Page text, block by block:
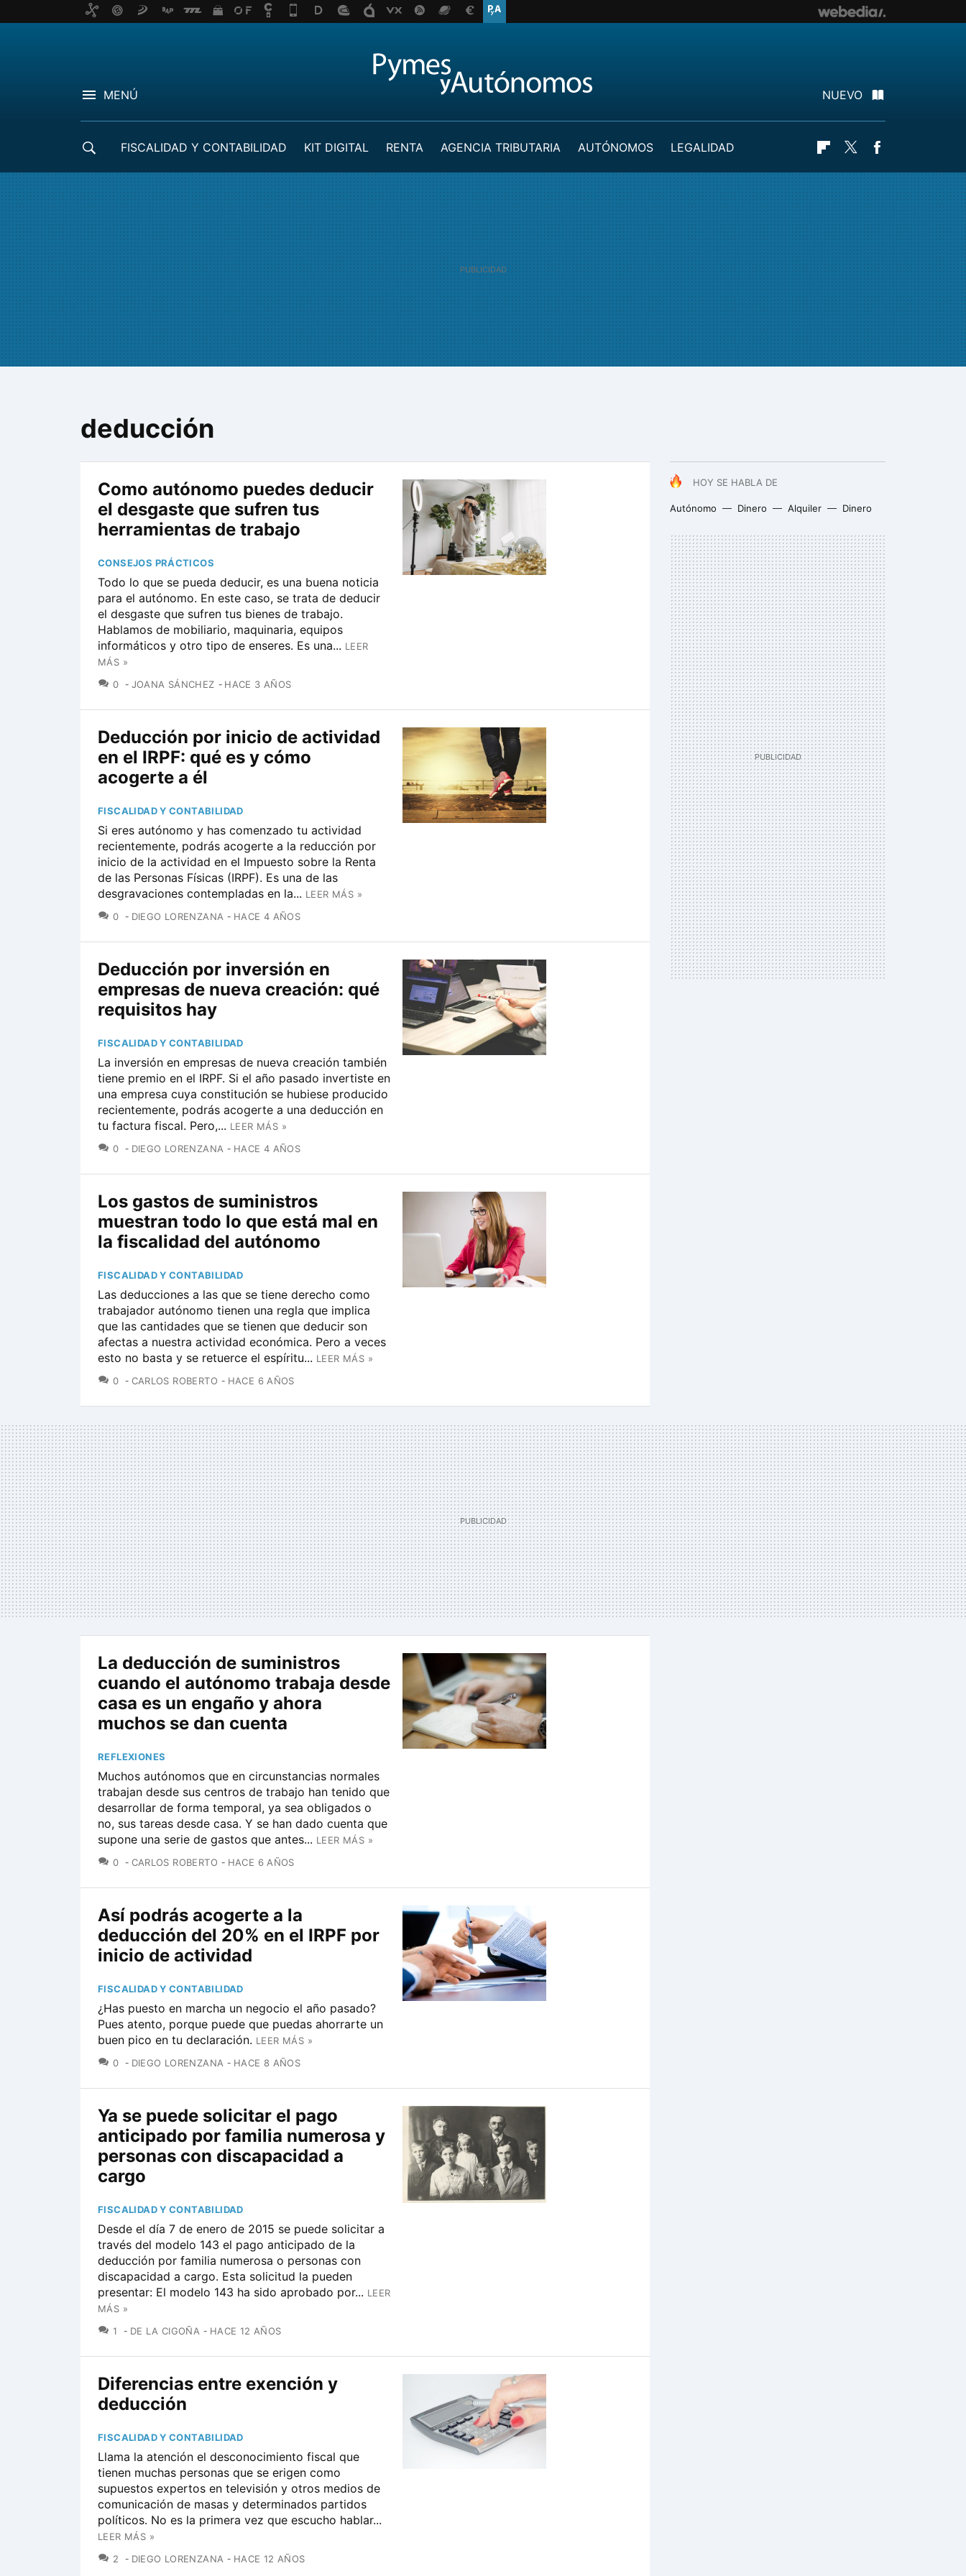
MENÚ NUEVO
FISCALIDAD Y CONTABILIDAD KIT DIGITAL RENTA AGENCIA TRIBUTARIA AUTÓNOMOS
LEGALIDAD
Flipboard
Twitter
deducción
HOY SE HABLA DE
Autónomo Dinero Alquiler Dinero
Como autónomo puedes deducir
el desgaste que sufren tus
herramientas de trabajo
CONSEJOS PRÁCTICOS
Todo lo que se pueda deducir, es una buena noticia
para el autónomo. En este caso, se trata de deducir
el desgaste que sufren tus bienes de trabajo.
Hablamos de mobiliario, maquinaria, equipos
informáticos y otro tipo de enseres. Es una... LEER
MÁS »
0 COMENTARIOS
JOANA SÁNCHEZ HACE 3 AÑOS
Deducción por inicio de actividad
en el IRPF: qué es y cómo
acogerte a él
FISCALIDAD Y CONTABILIDAD
Si eres autónomo y has comenzado tu actividad
recientemente, podrás acogerte a la reducción por
inicio de la actividad en el Impuesto sobre la Renta
de las Personas Físicas (IRPF). Es una de las
desgravaciones contempladas en la... LEER MÁS »
0 COMENTARIOS
DIEGO LORENZANA HACE 4 AÑOS
Deducción por inversión en
empresas de nueva creación: qué
requisitos hay
FISCALIDAD Y CONTABILIDAD
La inversión en empresas de nueva creación también
tiene premio en el IRPF. Si el año pasado invertiste en
una empresa cuya constitución se hubiese producido
recientemente, podrás acogerte a una deducción en
tu factura fiscal. Pero,... LEER MÁS »
0 COMENTARIOS
DIEGO LORENZANA HACE 4 AÑOS
Los gastos de suministros
muestran todo lo que está mal en
la fiscalidad del autónomo
FISCALIDAD Y CONTABILIDAD
Las deducciones a las que se tiene derecho como
trabajador autónomo tienen una regla que implica
que las cantidades que se tienen que deducir son
afectas a nuestra actividad económica. Pero a veces
esto no basta y se retuerce el espíritu... LEER MÁS »
0 COMENTARIOS
CARLOS ROBERTO HACE 6 AÑOS
La deducción de suministros
cuando el autónomo trabaja desde
casa es un engaño y ahora
muchos se dan cuenta
REFLEXIONES
Muchos autónomos que en circunstancias normales
trabajan desde sus centros de trabajo han tenido que
desarrollar de forma temporal, ya sea obligados o
no, sus tareas desde casa. Y se han dado cuenta que
supone una serie de gastos que antes... LEER MÁS »
0 COMENTARIOS
CARLOS ROBERTO HACE 6 AÑOS
Así podrás acogerte a la
deducción del 20% en el IRPF por
inicio de actividad
FISCALIDAD Y CONTABILIDAD
¿Has puesto en marcha un negocio el año pasado?
Pues atento, porque puede que puedas ahorrarte un
buen pico en tu declaración. LEER MÁS »
0 COMENTARIOS
DIEGO LORENZANA HACE 8 AÑOS
Ya se puede solicitar el pago
anticipado por familia numerosa y
personas con discapacidad a
cargo
FISCALIDAD Y CONTABILIDAD
Desde el día 7 de enero de 2015 se puede solicitar a
través del modelo 143 el pago anticipado de la
deducción por familia numerosa o personas con
discapacidad a cargo. Esta solicitud la pueden
presentar: El modelo 143 ha sido aprobado por... LEER
MÁS »
1
COMENTARIOS
DE LA CIGOÑA HACE 12 AÑOS
Diferencias entre exención y
deducción
FISCALIDAD Y CONTABILIDAD
Llama la atención el desconocimiento fiscal que
tienen muchas personas que se erigen como
supuestos expertos en televisión y otros medios de
comunicación de masas y determinados partidos
políticos. No es la primera vez que escucho hablar...
LEER MÁS »
2
COMENTARIOS
DIEGO LORENZANA HACE 12 AÑOS